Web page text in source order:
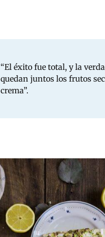
“El éxito fue total, y la
quedan juntos los frutos
crema”.